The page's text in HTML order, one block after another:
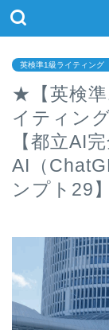
英検準1級ライティング
★【英検準
イティン
【都立AI
AI（
ンプト29】